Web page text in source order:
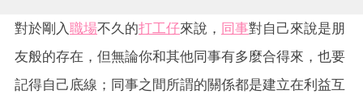
對於剛入 職場不久的打工仔來說， 同事對自己來說是朋
友般的存在，但無論你和其他同事有多麼合得來，也要
記得自己底線；同事之間所謂的關係都是建立在利益互